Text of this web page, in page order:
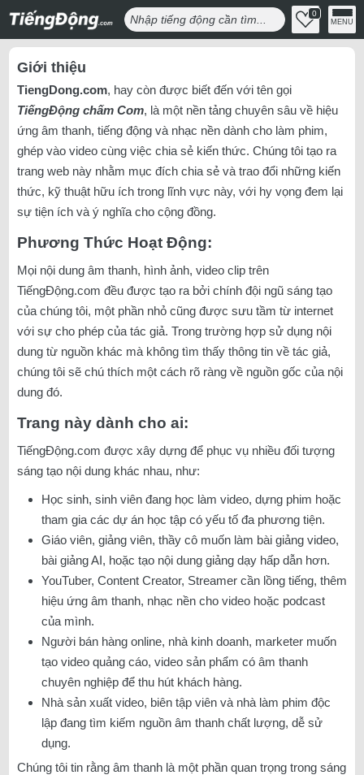
0
MENU
Giới thiệu
TiengDong.com, hay còn được biết đến với tên gọi
TiếngĐộng chấm Com, là một nền tảng chuyên sâu về hiệu
ứng âm thanh, tiếng động và nhạc nền dành cho làm phim,
ghép vào video cùng việc chia sẻ kiến thức. Chúng tôi tạo ra
trang web này nhằm mục đích chia sẻ và trao đổi những kiến
thức, kỹ thuật hữu ích trong lĩnh vực này, với hy vọng đem lại
sự tiện ích và ý nghĩa cho cộng đồng.
Phương Thức Hoạt Động:
Mọi nội dung âm thanh, hình ảnh, video clip trên
TiếngĐộng.com đều được tạo ra bởi chính đội ngũ sáng tạo
của chúng tôi, một phần nhỏ cũng được sưu tầm từ internet
với sự cho phép của tác giả. Trong trường hợp sử dụng nội
dung từ nguồn khác mà không tìm thấy thông tin về tác giả,
chúng tôi sẽ chú thích một cách rõ ràng về nguồn gốc của nội
dung đó.
Trang này dành cho ai:
TiếngĐộng.com được xây dựng để phục vụ nhiều đối tượng
sáng tạo nội dung khác nhau, như:
Học sinh, sinh viên đang học làm video, dựng phim hoặc
tham gia các dự án học tập có yếu tố đa phương tiện.
Giáo viên, giảng viên, thầy cô muốn làm bài giảng video,
bài giảng AI, hoặc tạo nội dung giảng dạy hấp dẫn hơn.
YouTuber, Content Creator, Streamer cần lồng tiếng, thêm
hiệu ứng âm thanh, nhạc nền cho video hoặc podcast
của mình.
Người bán hàng online, nhà kinh doanh, marketer muốn
tạo video quảng cáo, video sản phẩm có âm thanh
chuyên nghiệp để thu hút khách hàng.
Nhà sản xuất video, biên tập viên và nhà làm phim độc
lập đang tìm kiếm nguồn âm thanh chất lượng, dễ sử
dụng.
Chúng tôi tin rằng âm thanh là một phần quan trọng trong sáng